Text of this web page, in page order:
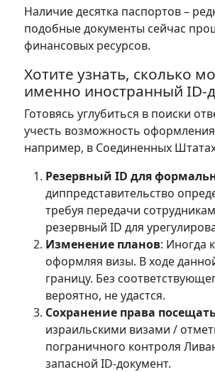
Наличие десятка паспортов –
подобные документы сейчас
финансовых ресурсов.
Хотите узнать, сколько
именно иностранный ID-
Готовясь углубиться в поиски
учесть возможность
например, в Соединенных
Резервный ID для
диппредставительство
требуя передачи
резервный ID для
Изменение планов: Иногда
оформляя визы. В ходе
границу. Без
вероятно, не удастся.
Сохранение права
израильскими визами /
пограничного контроля
запасной ID-документ.